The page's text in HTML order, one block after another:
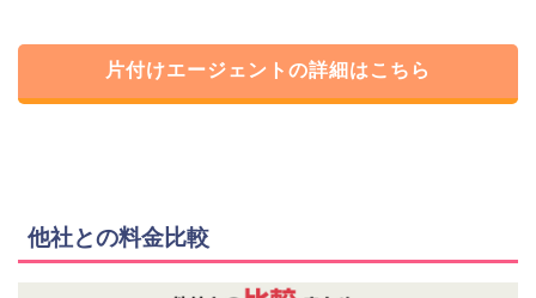
片付けエージェントの詳細はこちら
他社との料金比較